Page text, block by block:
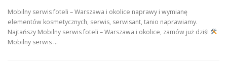
Mobilny serwis foteli – Warszawa i okolice naprawy i wymianę
elementów kosmetycznych, serwis, serwisant, tanio naprawiamy.
Najtańszy Mobilny serwis foteli – Warszawa i okolice, zamów już dziś!
Mobilny serwis …